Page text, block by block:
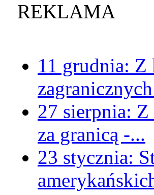
REKLAMA
11 grudnia: Z
27 sierpnia: Z
za granicą -...
23 stycznia: